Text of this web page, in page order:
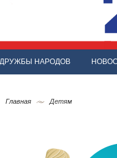
НАРОДОВ
Главная Детям